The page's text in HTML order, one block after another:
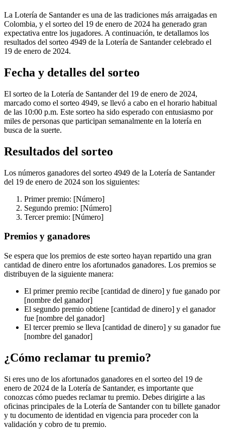
La Lotería de Santander es una de las tradiciones más arraigadas en
Colombia, y el sorteo del 19 de enero de 2024 ha generado gran
expectativa entre los jugadores. A continuación, te detallamos los
resultados del sorteo 4949 de la Lotería de Santander celebrado el
19 de enero de 2024.
Fecha y detalles del sorteo
El sorteo de la Lotería de Santander del 19 de enero de 2024,
marcado como el sorteo 4949, se llevó a cabo en el horario habitual
de las 10:00 p.m. Este sorteo ha sido esperado con entusiasmo por
miles de personas que participan semanalmente en la lotería en
busca de la suerte.
Resultados del sorteo
Los números ganadores del sorteo 4949 de la Lotería de Santander
del 19 de enero de 2024 son los siguientes:
Primer premio: [Número]
Segundo premio: [Número]
Tercer premio: [Número]
Premios y ganadores
Se espera que los premios de este sorteo hayan repartido una gran
cantidad de dinero entre los afortunados ganadores. Los premios se
distribuyen de la siguiente manera:
El primer premio recibe [cantidad de dinero] y fue ganado por
[nombre del ganador]
El segundo premio obtiene [cantidad de dinero] y el ganador
fue [nombre del ganador]
El tercer premio se lleva [cantidad de dinero] y su ganador fue
[nombre del ganador]
¿Cómo reclamar tu premio?
Si eres uno de los afortunados ganadores en el sorteo del 19 de
enero de 2024 de la Lotería de Santander, es importante que
conozcas cómo puedes reclamar tu premio. Debes dirigirte a las
oficinas principales de la Lotería de Santander con tu billete ganador
y tu documento de identidad en vigencia para proceder con la
validación y cobro de tu premio.